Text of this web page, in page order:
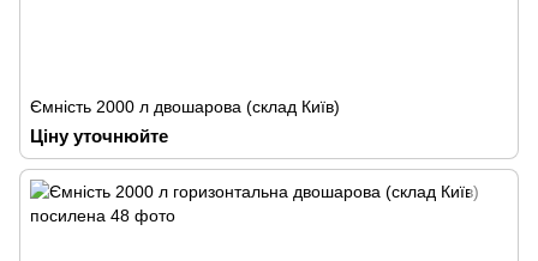
Ємність 2000 л двошарова (склад Київ)
Ціну уточнюйте